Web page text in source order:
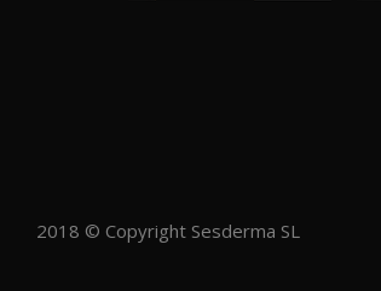
2018 © Copyright Sesderma SL